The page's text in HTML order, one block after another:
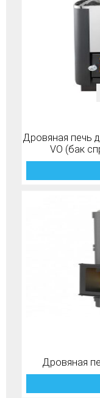
Дровяная печь
VO (бак
Дровяная